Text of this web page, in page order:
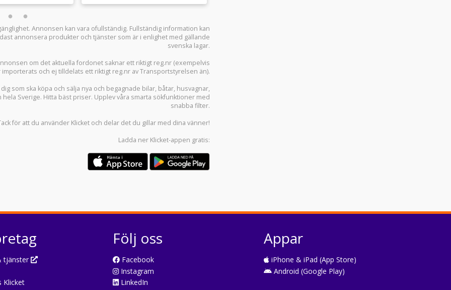
Annonsen kan vara ofullständig. Fullständig information kan
annonsera produkter och tjänster som är i enlighet med gällande
svenska lagar.
om det aktuella fordonet saknar ett riktigt reg.nr (exempelvis
och ej tilldelats ett riktigt reg.nr av Transportstyrelsen än).
som ska köpa och sälja nya och begagnade bilar, båtar, husvagnar,
Sverige. Hitta bäst priser. Upplev våra smarta sökfunktioner med
snabba filter.
för att du använder Klicket och delar det du gillar med dina vänner!
Ladda ner Klicket-appen gratis:
tjänster
Klicket
Följ oss
Facebook
Instagram
LinkedIn
Appar
iPhone & iPad (App Store)
Android (Google Play)